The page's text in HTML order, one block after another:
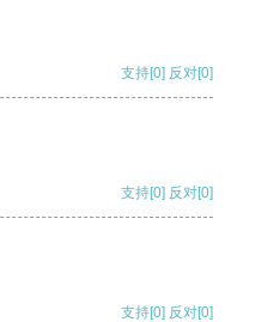
支持[0] 反对[0]
支持[0] 反对[0]
支持[0] 反对[0]